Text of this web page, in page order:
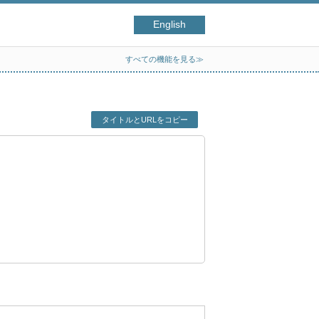
English
すべての機能を見る≫
タイトルとURLをコピー